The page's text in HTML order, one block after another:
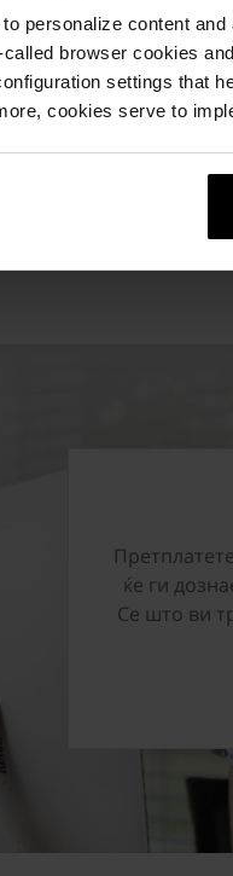
personalize content
browser cookies
settings that
cookies serve to
ќе ги
Се што ви